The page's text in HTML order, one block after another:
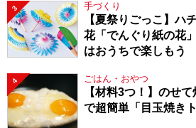
3 手づくり
【夏祭りごっこ】ハ
花「でんぐり紙の花
はおうちで楽しもう
4 ごはん・おやつ
【材料3つ！】のせ
で超簡単「目玉焼き